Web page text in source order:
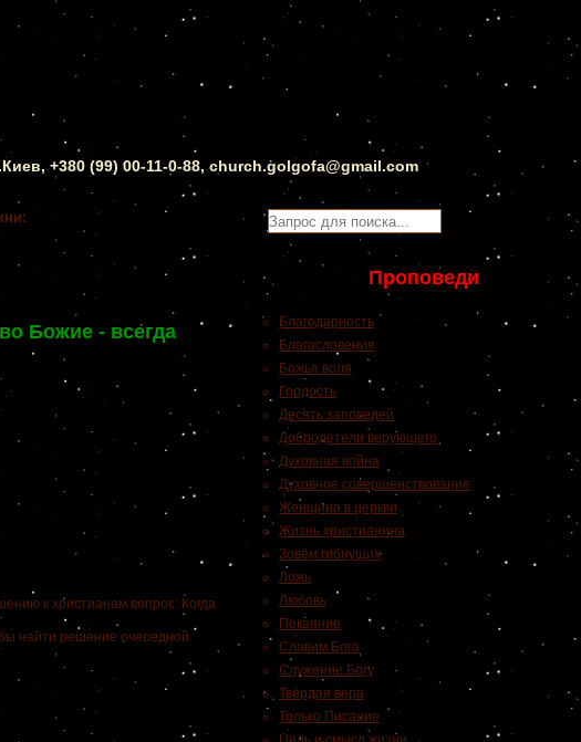
+380 (99) 00-11-0-88, church.golgofa@gmail.com
Божие - всегда
к христианам вопрос: Когда
найти решение очередной
Проповеди
Благодарность
Благословения
Божья воля
Гордость
Десять заповедей
Добродетели верующего
Духовная война
Духовное совершенствование
Женщина в церкви
Жизнь христианина
Зовём гибнущих
Ложь
Любовь
Покаяние
Славим Бога
Служение Богу
Твёрдая вера
Только Писание